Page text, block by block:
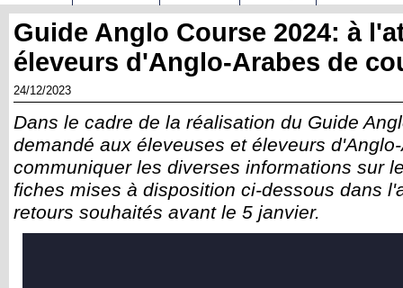
Guide Anglo Course 2024: à
éleveurs d'Anglo-Arabes de
24/12/2023
Dans le cadre de la réalisation du Guide
demandé aux éleveuses et éleveurs
communiquer les diverses informations sur
fiches mises à disposition ci-dessous dans
retours souhaités avant le 5 janvier.